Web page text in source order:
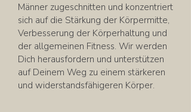
Männer zugeschnitten und konzentriert
sich auf die Stärkung der Körpermitte,
Verbesserung der Körperhaltung und
der allgemeinen Fitness. Wir werden
Dich herausfordern und unterstützen
auf Deinem Weg zu einem stärkeren
und widerstandsfähigeren Körper.